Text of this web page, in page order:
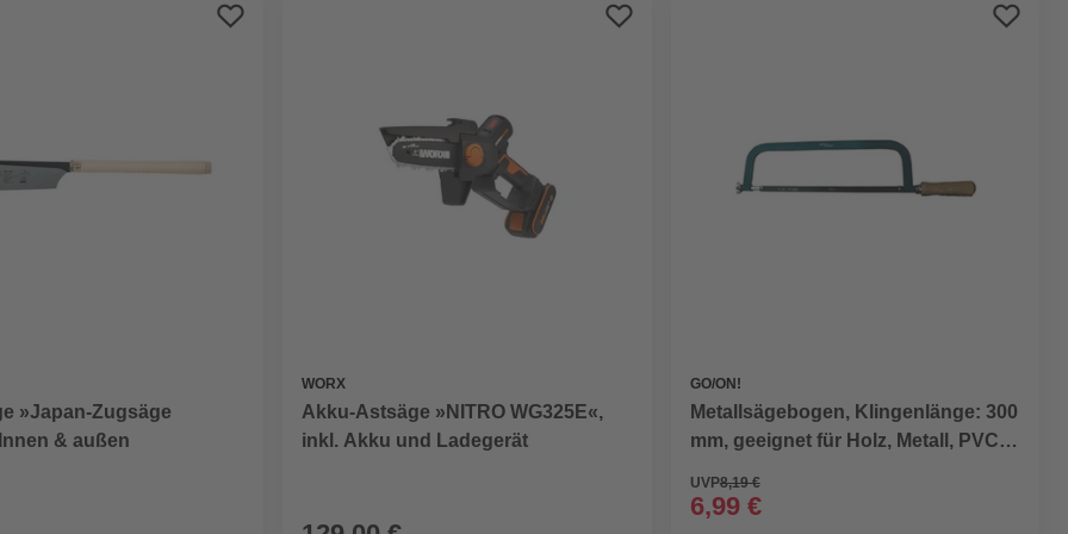
»Japan-Zugsäge
& außen
WORX
Akku-Astsäge »NITRO WG325E«,
inkl. Akku und Ladegerät
GO/ON!
Metallsägebogen, Klingenlänge: 300
mm, geeignet für Holz, Metall, PVC,
UVP8,19 €
6,99 €